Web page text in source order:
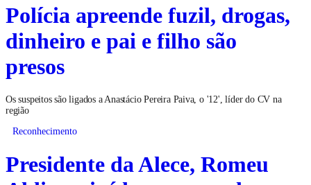
Polícia apreende fuzil, drogas,
dinheiro e pai e filho são
presos
Os suspeitos são ligados a Anastácio Pereira Paiva, o '12', líder do CV na
região
Reconhecimento
Presidente da Alece, Romeu